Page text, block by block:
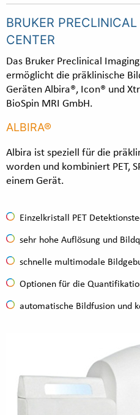
BRUKER
CENTER
Das Bruker Preclinical
ermöglicht die präklinische
Geräten Albira®, Icon® und
BioSpin MRI GmbH.
ALBIRA®
Albira ist speziell für die
worden und kombiniert PET,
einem Gerät.
Einzelkristall PET
sehr hohe Auflösung und
schnelle multimodale
Optionen für die
automatische Bildfusion und